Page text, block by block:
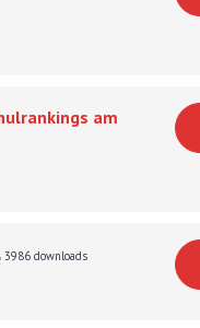
am
3986 downloads